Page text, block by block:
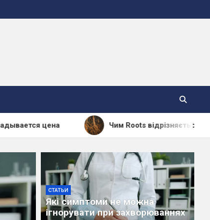
Чим Roots відрізняється від інших
СТАТЬИ
Які симптоми не можна
ігнорувати при захворюваннях